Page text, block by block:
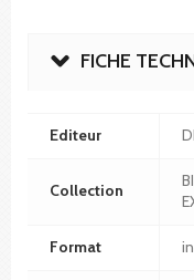
FICHE
Editeur
Collection
Format